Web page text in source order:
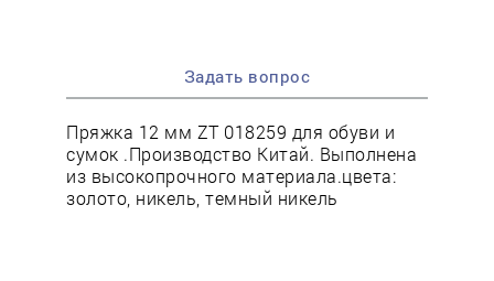
Задать вопрос
Пряжка 12 мм ZT 018259 для обуви и
сумок .Производство Китай. Выполнена
из высокопрочного материала.цвета:
золото, никель, темный никель